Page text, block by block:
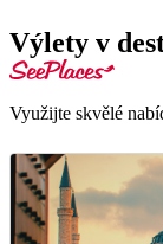
Výlety v
Využijte skvělé